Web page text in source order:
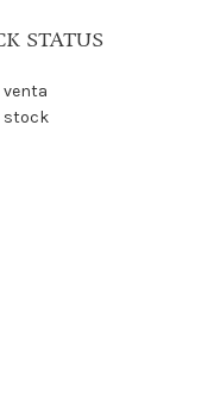
STATUS
venta
stock